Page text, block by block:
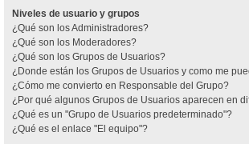
Niveles de usuario y grupos
¿Qué son los Administradores?
¿Qué son los Moderadores?
¿Qué son los Grupos de Usuarios?
¿Donde están los Grupos de Usuarios y como me
¿Cómo me convierto en Responsable del Grupo?
¿Por qué algunos Grupos de Usuarios aparecen en
¿Qué es un "Grupo de Usuarios predeterminado"?
¿Qué es el enlace "El equipo"?